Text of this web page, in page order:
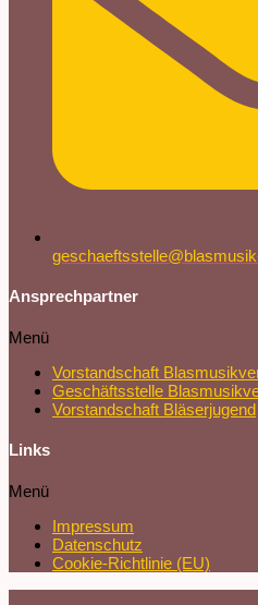
Ansprechpartner
Menü
Vorstandschaft
Geschäftsstelle
Vorstandschaft Bläserjugend
Links
Menü
Impressum
Datenschutz
Cookie-Richtlinie (EU)